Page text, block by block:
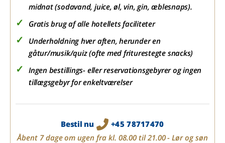
midnat (sodavand, juice, øl, vin, gin, æblesnaps).
Gratis brug af alle hotellets faciliteter
Underholdning hver aften, herunder en
gåtur/musik/quiz (ofte med friturestegte snacks)
Ingen bestillings- eller reservationsgebyrer og ingen
tillægsgebyr for enkeltværelser
Bestil nu
+45 78717470
Åbent 7 dage om ugen fra kl. 08.00 til 21.00 - Lør og søn